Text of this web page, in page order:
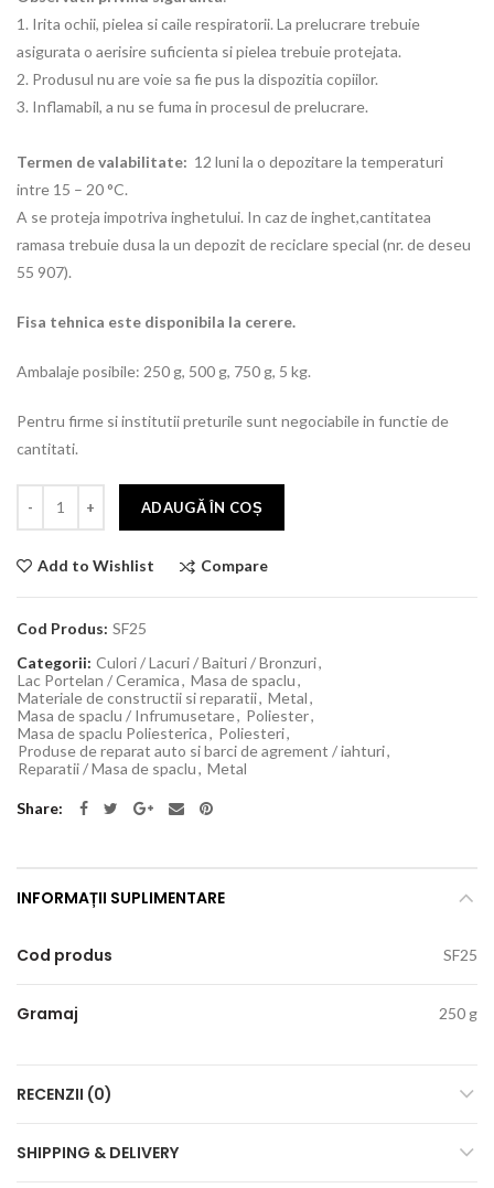
1. Irita ochii, pielea si caile respiratorii. La prelucrare trebuie
asigurata o aerisire suficienta si pielea trebuie protejata.
2. Produsul nu are voie sa fie pus la dispozitia copiilor.
3. Inflamabil, a nu se fuma in procesul de prelucrare.
Termen de valabilitate: 12 luni la o depozitare la temperaturi
intre 15 – 20 °C.
A se proteja impotriva inghetului. In caz de inghet,cantitatea
ramasa trebuie dusa la un depozit de reciclare special (nr. de deseu
55 907).
Fisa tehnica este disponibila la cerere.
Ambalaje posibile: 250 g, 500 g, 750 g, 5 kg.
Pentru firme si institutii preturile sunt negociabile in functie de
cantitati.
ADAUGĂ ÎN COȘ
Add to Wishlist Compare
Cod Produs: SF25
Categorii: Culori / Lacuri / Baituri / Bronzuri,
Lac Portelan / Ceramica, Masa de spaclu,
Materiale de constructii si reparatii, Metal,
Masa de spaclu / Infrumusetare, Poliester,
Masa de spaclu Poliesterica, Poliesteri,
Produse de reparat auto si barci de agrement / iahturi,
Reparatii / Masa de spaclu, Metal
Share
INFORMAȚII SUPLIMENTARE
Cod produs SF25
Gramaj 250 g
RECENZII (0)
SHIPPING & DELIVERY